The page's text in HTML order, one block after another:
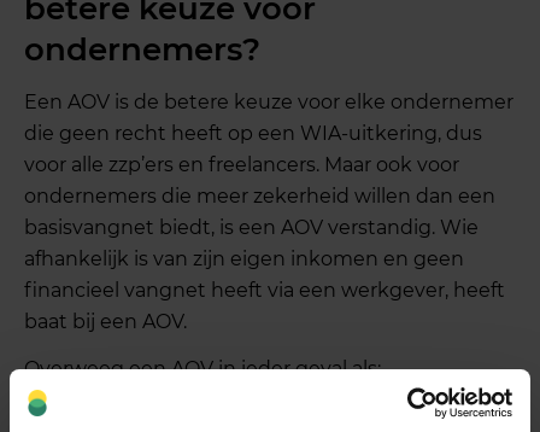
betere keuze voor
ondernemers?
Een AOV is de betere keuze voor elke ondernemer
die geen recht heeft op een WIA-uitkering, dus
voor alle zzp’ers en freelancers. Maar ook voor
ondernemers die meer zekerheid willen dan een
basisvangnet biedt, is een AOV verstandig. Wie
afhankelijk is van zijn eigen inkomen en geen
financieel vangnet heeft via een werkgever, heeft
baat bij een AOV.
Overweeg een AOV in ieder geval als:
Je als zzp’er of freelancer werkt en geen WIA-